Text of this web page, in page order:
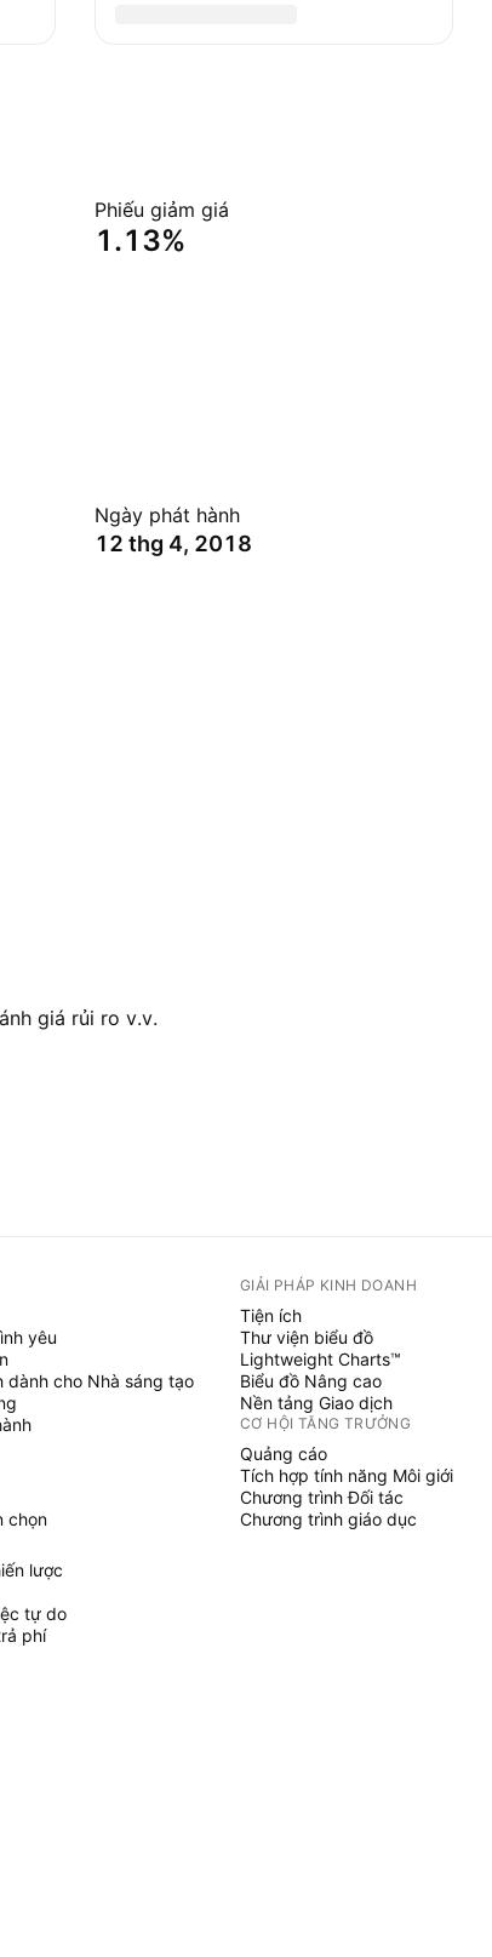
Phiếu giảm giá
1.13%
Ngày phát hành
12 thg 4, 2018
giá rủi ro v.v.
yêu
dành cho Nhà sáng tạo
chọn
lược
tự do
phí
GIẢI PHÁP KINH DOANH
Tiện ích
Thư viện biểu đồ
Lightweight Charts™
Biểu đồ Nâng cao
Nền tảng Giao dịch
CƠ HỘI TĂNG TRƯỞNG
Quảng cáo
Tích hợp tính năng Môi giới
Chương trình Đối tác
Chương trình giáo dục